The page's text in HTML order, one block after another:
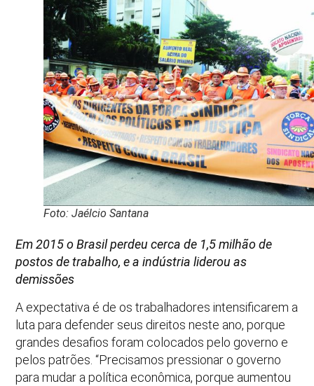
Foto: Jaélcio Santana
Em 2015 o Brasil perdeu cerca de 1,5 milhão de
postos de trabalho, e a indústria liderou as
demissões
A expectativa é de os trabalhadores intensificarem a
luta para defender seus direitos neste ano, porque
grandes desafios foram colocados pelo governo e
pelos patrões. “Precisamos pressionar o governo
para mudar a política econômica, porque aumentou